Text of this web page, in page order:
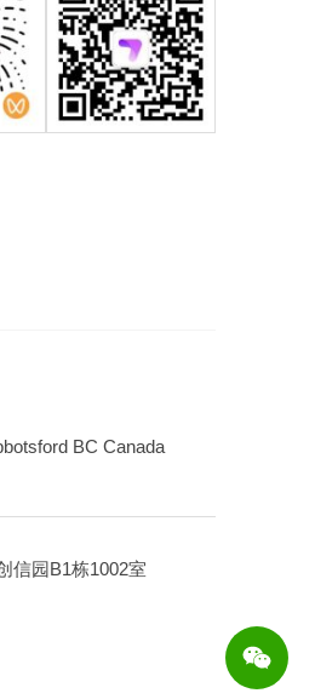
BC Canada
信园B1栋1002室